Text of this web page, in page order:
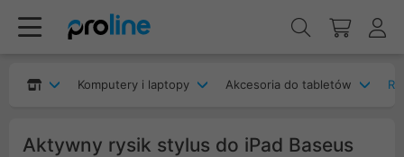
Komputery i laptopy Akcesoria do tabletów
Aktywny rysik stylus do iPad Baseus